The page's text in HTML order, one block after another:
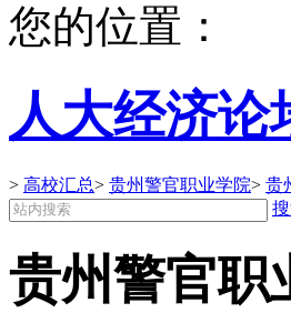
您的位置：
人大经济论
> 高校汇总> 贵州警官职业学院> 贵
贵州警官职